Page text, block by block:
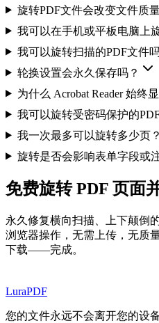
旋转PDF文件会改变文件质
我可以在手机或平板电脑上
我可以旋转扫描的PDF文件
轮换设置会永久保存吗？
为什么 Acrobat Reader 始终
我可以旋转受密码保护的
我一次最多可以旋转多少页？
旋转是否会影响表单字段或
免费旋转 PDF 页面
永久修复横向扫描、上下颠倒
浏览器操作，无需上传，无质
下载——完成。
LuraPDF
您的文件永远不会离开您的设备